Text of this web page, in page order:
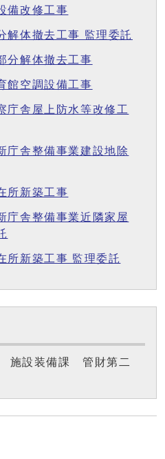
備改修工事
解体撤去工事 監理委託
分解体撤去工事
館空調設備工事
庁舎屋上防水等改修工
庁舎整備事業建設地除
所新築工事
庁舎整備事業近隣家屋
所新築工事 監理委託
施設装備課 管財第二